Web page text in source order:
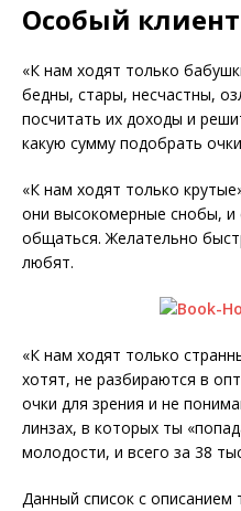
Особый клиент
«К нам ходят только
бедны, стары, несчастны,
посчитать их доходы и
какую сумму подобрать
«К нам ходят только
они высокомерные снобы,
общаться. Желательно
любят.
«К нам ходят только
хотят, не разбираются в
очки для зрения и не
линзах, в которых ты
молодости, и всего за 38
Данный список с